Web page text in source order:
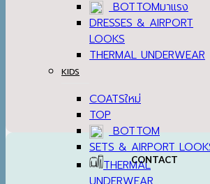
BOTTOM
DRESSES & AIRPORT
LOOKS
THERMAL UNDERWEAR
KIDS
COATS
TOP
BOTTOM
SETS & AIRPORT
THERMALCONTACT